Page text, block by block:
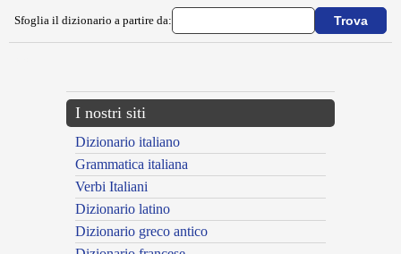
Sfoglia il dizionario a partire da:
I nostri siti
Dizionario italiano
Grammatica italiana
Verbi Italiani
Dizionario latino
Dizionario greco antico